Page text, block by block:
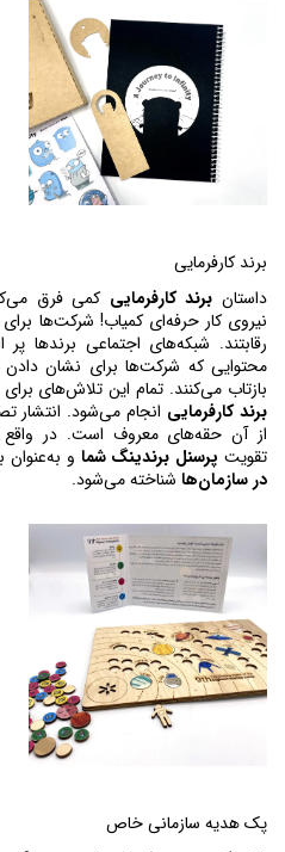
برند کارفرمایی
داستان برند کارفرمایی
بازتاب می‌کنند. تمام این تلاش‌های برای
برند کارفرمایی انجام می‌شود. انتشار تصاویر
از آن حقه‌های معروف است. در واقع
تقویت پرسنل برندینگ شما و به‌عنوان بخشی از
در سازمان‌ها
شناخته می‌شود.
پک هدیه سازمانی خاص